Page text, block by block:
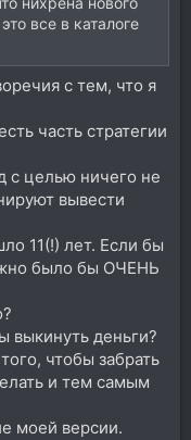
все в каталоге
с тем, что я
часть стратегии
с целью ничего не
вывести
11(!) лет. Если бы
было бы ОЧЕНЬ
выкинуть деньги?
чтобы забрать
и тем самым
моей версии.